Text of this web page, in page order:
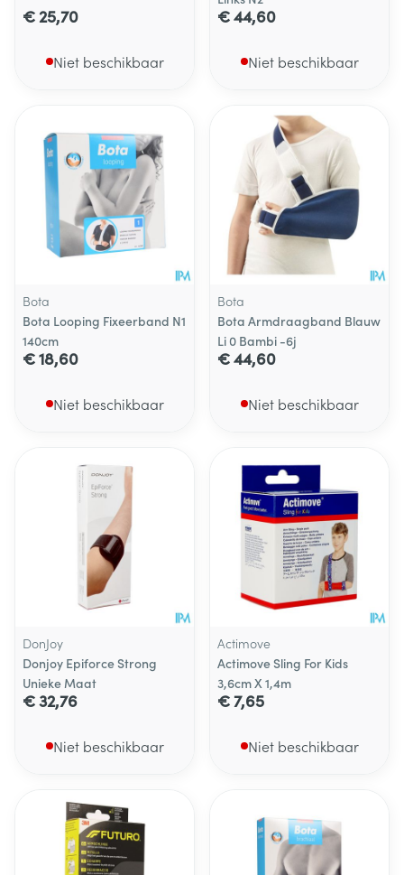
€ 25,70
Niet beschikbaar
€ 44,60
Niet beschikbaar
Bota
Bota Looping Fixeerband N1
140cm
€ 18,60
Niet beschikbaar
Bota
Bota Armdraagband Blauw
Li 0 Bambi -6j
€ 44,60
Niet beschikbaar
DonJoy
Donjoy Epiforce Strong
Unieke Maat
€ 32,76
Niet beschikbaar
Actimove
Actimove Sling For Kids
3,6cm X 1,4m
€ 7,65
Niet beschikbaar